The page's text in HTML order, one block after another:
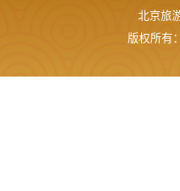
北京旅
版权所有